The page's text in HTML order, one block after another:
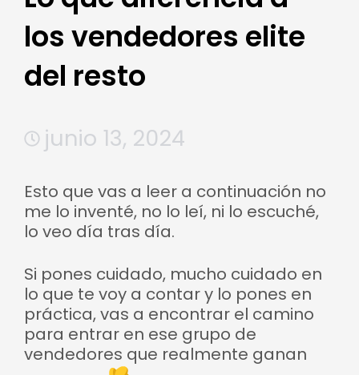
los vendedores elite
del resto
junio 13, 2024
Esto que vas a leer a continuación no
me lo inventé, no lo leí, ni lo escuché,
lo veo día tras día.
Si pones cuidado, mucho cuidado en
lo que te voy a contar y lo pones en
práctica, vas a encontrar el camino
para entrar en ese grupo de
vendedores que realmente ganan